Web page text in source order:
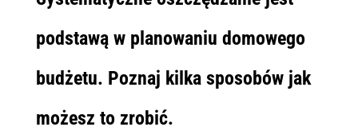
podstawą w planowaniu domowego
budżetu. Poznaj kilka sposobów jak
możesz to zrobić.